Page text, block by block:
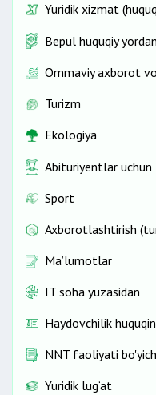
Yuridik xizmat
Bepul huquqiy
Ommaviy axborot
Turizm
Ekologiya
Abituriyentlar uchun
Sport
Axborotlashtirish
Ma’lumotlar
IT soha yuzasidan
Haydovchilik
NNT faoliyati
Yuridik lug‘at